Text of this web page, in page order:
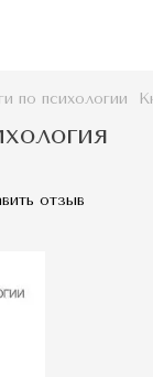
по психологии
отзыв